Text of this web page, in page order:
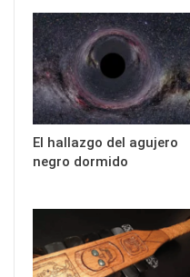
El hallazgo del agujero
negro dormido